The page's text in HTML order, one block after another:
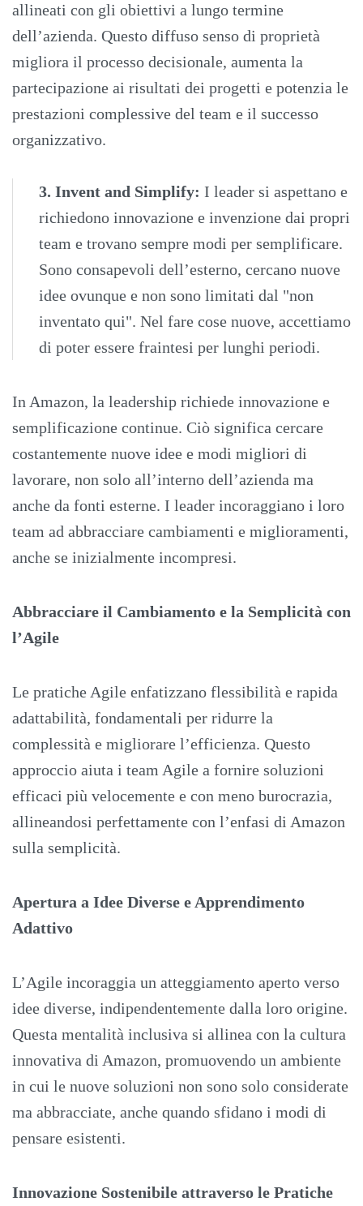
allineati con gli obiettivi a lungo termine
dell’azienda. Questo diffuso senso di proprietà
migliora il processo decisionale, aumenta la
partecipazione ai risultati dei progetti e potenzia le
prestazioni complessive del team e il successo
organizzativo.
3. Invent and Simplify: I leader si aspettano e
richiedono innovazione e invenzione dai propri
team e trovano sempre modi per semplificare.
Sono consapevoli dell’esterno, cercano nuove
idee ovunque e non sono limitati dal "non
inventato qui". Nel fare cose nuove, accettiamo
di poter essere fraintesi per lunghi periodi.
In Amazon, la leadership richiede innovazione e
semplificazione continue. Ciò significa cercare
costantemente nuove idee e modi migliori di
lavorare, non solo all’interno dell’azienda ma
anche da fonti esterne. I leader incoraggiano i loro
team ad abbracciare cambiamenti e miglioramenti,
anche se inizialmente incompresi.
Abbracciare il Cambiamento e la Semplicità con
l’Agile
Le pratiche Agile enfatizzano flessibilità e rapida
adattabilità, fondamentali per ridurre la
complessità e migliorare l’efficienza. Questo
approccio aiuta i team Agile a fornire soluzioni
efficaci più velocemente e con meno burocrazia,
allineandosi perfettamente con l’enfasi di Amazon
sulla semplicità.
Apertura a Idee Diverse e Apprendimento
Adattivo
L’Agile incoraggia un atteggiamento aperto verso
idee diverse, indipendentemente dalla loro origine.
Questa mentalità inclusiva si allinea con la cultura
innovativa di Amazon, promuovendo un ambiente
in cui le nuove soluzioni non sono solo considerate
ma abbracciate, anche quando sfidano i modi di
pensare esistenti.
Innovazione Sostenibile attraverso le Pratiche